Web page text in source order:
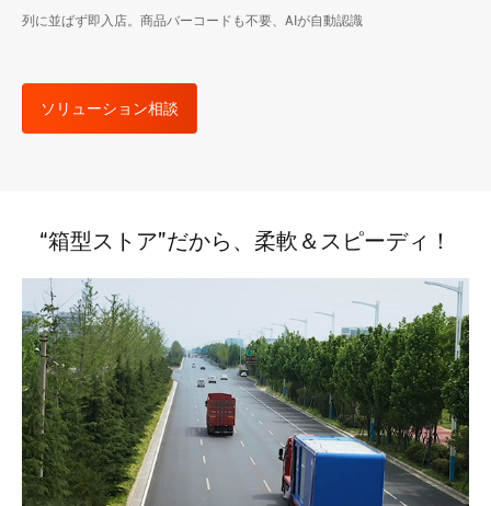
列に並ばず即入店。商品バーコードも不要、AIが自動認識
ソリューション相談
“箱型ストア”だから、柔軟＆スピーディ！